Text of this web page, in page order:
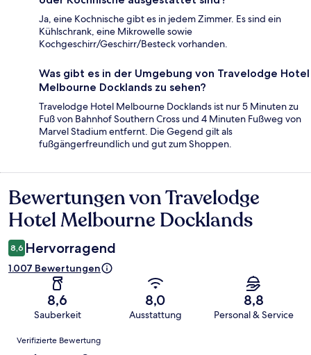
Ja, eine Kochnische gibt es in jedem Zimmer. Es sind ein
Kühlschrank, eine Mikrowelle sowie
Kochgeschirr/Geschirr/Besteck vorhanden.
Was gibt es in der Umgebung von Travelodge Hotel
Melbourne Docklands zu sehen?
Travelodge Hotel Melbourne Docklands ist nur 5 Minuten zu
Fuß von Bahnhof Southern Cross und 4 Minuten Fußweg von
Marvel Stadium entfernt. Die Gegend gilt als
fußgängerfreundlich und gut zum Shoppen.
Bewertungen
Bewertungen von Travelodge
Hotel Melbourne Docklands
8,6 Hervorragend
1.007 Bewertungen
8,6
Sauberkeit
8,0
Ausstattung
8,8
Personal & Service
Bewertungen
Verifizierte Bewertung